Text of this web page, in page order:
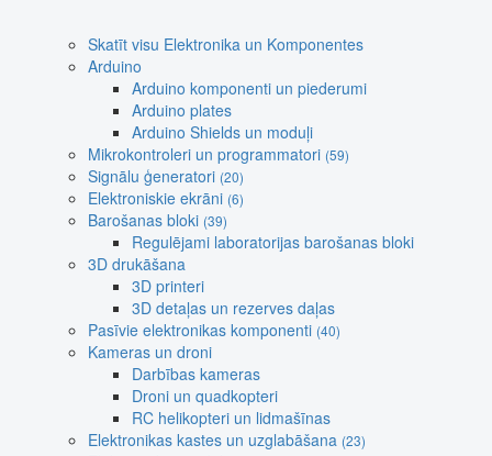
Skatīt visu Elektronika un Komponentes
Arduino
Arduino komponenti un piederumi
Arduino plates
Arduino Shields un moduļi
Mikrokontroleri un programmatori (59)
Signālu ģeneratori (20)
Elektroniskie ekrāni (6)
Barošanas bloki (39)
Regulējami laboratorijas barošanas bloki
3D drukāšana
3D printeri
3D detaļas un rezerves daļas
Pasīvie elektronikas komponenti (40)
Kameras un droni
Darbības kameras
Droni un quadkopteri
RC helikopteri un lidmašīnas
Elektronikas kastes un uzglabāšana (23)